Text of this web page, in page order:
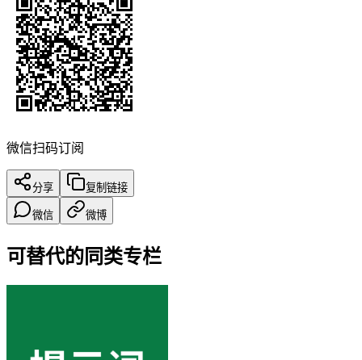
微信扫码订阅
分享 复制链接
微信 微博
可替代的同类专栏